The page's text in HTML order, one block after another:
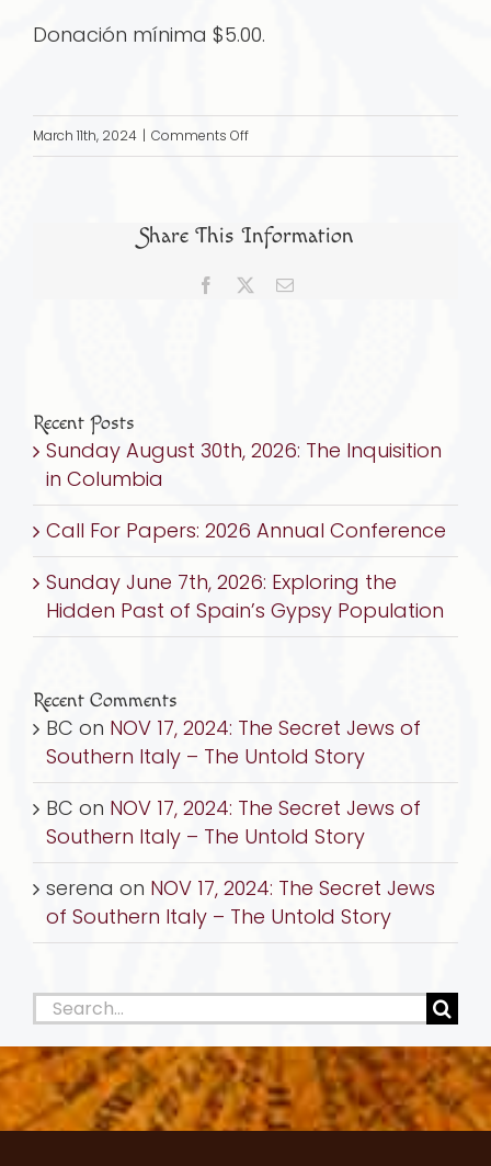
Donación mínima $5.00.
March 11th, 2024 | Comments Offon
17
2027:
SCJS
Santa
por
Ronit
Treatman
Share This Information
Facebook Email
Recent Posts
Sunday August 30th, 2026: The Inquisition
in Columbia
Call For Papers: 2026 Annual Conference
Sunday June 7th, 2026: Exploring the
Hidden Past of Spain’s Gypsy Population
Recent Comments
BC on NOV 17, 2024: The Secret Jews of
Southern Italy – The Untold Story
BC on NOV 17, 2024: The Secret Jews of
Southern Italy – The Untold Story
serena on NOV 17, 2024: The Secret Jews
of Southern Italy – The Untold Story
Search
for: